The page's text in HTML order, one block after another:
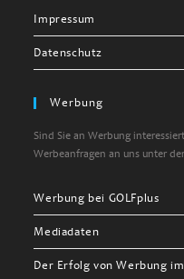
Impressum
Datenschutz
Werbung
Sind Sie an Werbung
Werbeanfragen an uns unter
Werbung bei GOLFplus
Mediadaten
Der Erfolg von Werbung